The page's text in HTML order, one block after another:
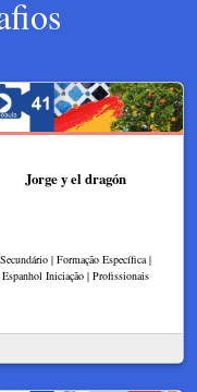
Jorge y el dragón
Secundário | Formação Específica |
Espanhol Iniciação | Profissionais